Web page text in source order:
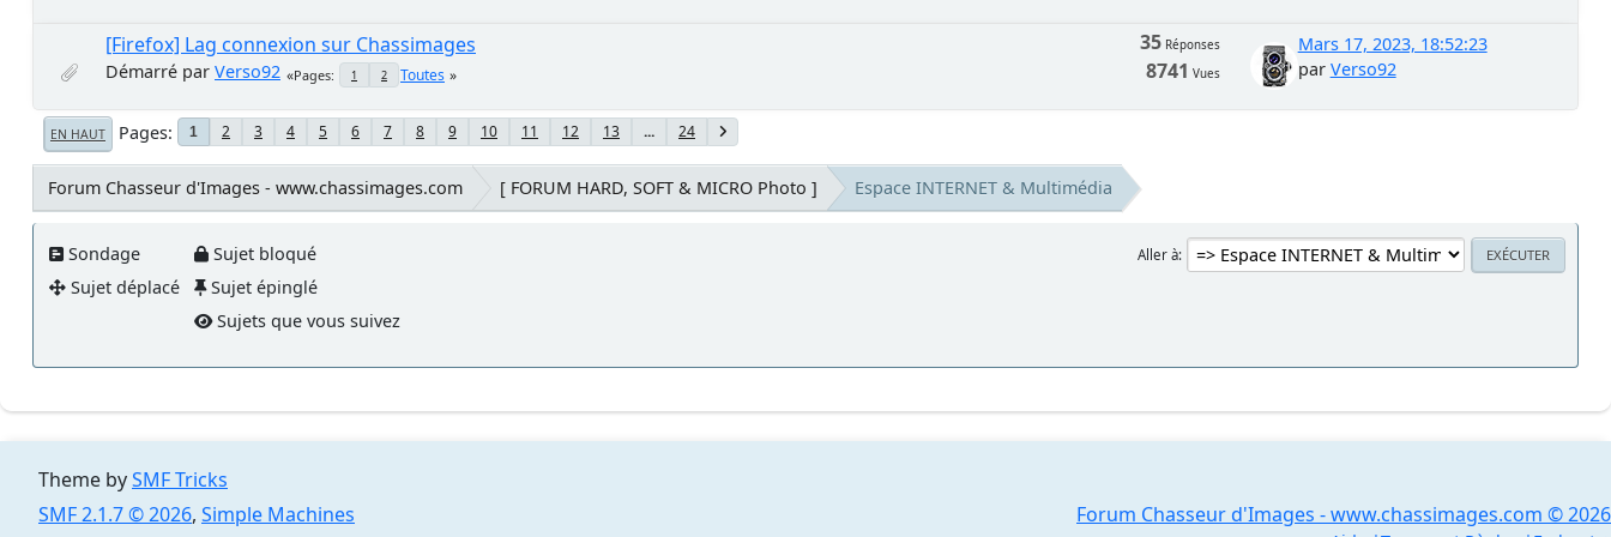
[Firefox] Lag connexion sur Chassimages
Démarré par Verso92 Pages 1 2 Toutes
35Réponses
8741 Vues
Mars 17, 2023, 18:52:23
par Verso92
EN HAUT Pages 1 2 3 4 5 6 7 8 9 10 11 12 13 ... 24
Forum Chasseur d'Images - www.chassimages.com [ FORUM HARD, SOFT & MICRO Photo ] Espace INTERNET & Multimédia
Aller à
Sondage
Sujet déplacé
Sujet bloqué
Sujet épinglé
Sujets que vous suivez
Theme bySMF Tricks
SMF 2.1.7 © 2026, Simple Machines Forum Chasseur d'Images - www.chassimages.com © 2026